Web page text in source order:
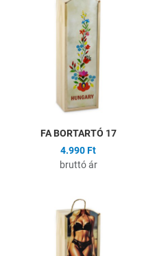
Összehasonlítás
FA BORTARTÓ 17
4.990 Ft
bruttó ár
Hozzáadás a kívánságlistához
Összehasonlítás